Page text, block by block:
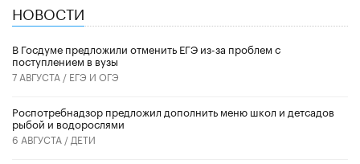
НОВОСТИ
В Госдуме предложили отменить ЕГЭ из-за проблем с
поступлением в вузы
7 АВГУСТА / ЕГЭ И ОГЭ
Роспотребнадзор предложил дополнить меню школ и детсадов
рыбой и водорослями
6 АВГУСТА / ДЕТИ